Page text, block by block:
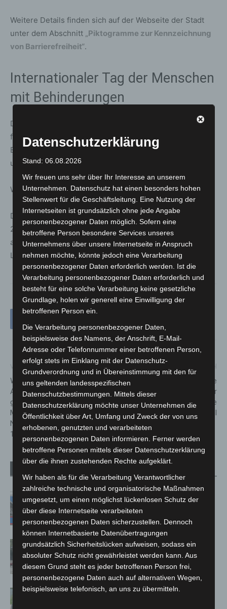
Weitere Details finden sich auf der Webseite der Stadt
unter dem Abschnitt „Piktogramme zur Kennzeichnung
von Barrierefreiheit“.
Internationaler Tag der Menschen
mit Behinderungen
Der von den Vereinten Nationen ausgerufene Aktionstag
findet
jährlich am 3. Dezemberstatt und rückt die
Bedürfnisse von Menschen mit körperlichen, geistigen
und seelischen Beeinträchtigungen in den Fokus.
Wissenswert
Der Rat der Stadt Langenhagen verabschiedete im Jahr
2021 den Aktionsplan Inklusion, der das Ziel verfolgt,
allen Menschen eine aktive Teilhabe am kulturellen
Leben zu ermöglichen.
Vorheriger Artikel
Weitere Modernisierung der
Arbeitsplatzausstattung
gestartet: Mehr als 26.000
Mitarbeitende der Polizei
Niedersachsen erhalten 2-in-
1-Notebooks
A7: Kurzzeitige
Abfahrtssperrung in der
Anschlussstelle
Großburgwedel
Mann läuft mit Hockeyschläger über
A7 – Polizei sucht Zeugen
Gasleitung bei McDonald’s-Umbau in
Langenhagen beschädigt
Langenhagen: Autofahrer mit 3,17
Datenschutzerklärung
Stand: 06.08.2026
Wir freuen uns sehr über Ihr Interesse an unserem
Unternehmen. Datenschutz hat einen besonders hohen
Stellenwert für die Geschäftsleitung. Eine Nutzung der
Internetseiten ist grundsätzlich ohne jede Angabe
personenbezogener Daten möglich. Sofern eine
betroffene Person besondere Services unseres
Unternehmens über unsere Internetseite in Anspruch
nehmen möchte, könnte jedoch eine Verarbeitung
personenbezogener Daten erforderlich werden. Ist die
Verarbeitung personenbezogener Daten erforderlich und
besteht für eine solche Verarbeitung keine gesetzliche
Grundlage, holen wir generell eine Einwilligung der
betroffenen Person ein.
Die Verarbeitung personenbezogener Daten,
beispielsweise des Namens, der Anschrift, E-Mail-
Adresse oder Telefonnummer einer betroffenen Person,
erfolgt stets im Einklang mit der Datenschutz-
Grundverordnung und in Übereinstimmung mit den für
uns geltenden landesspezifischen
Datenschutzbestimmungen. Mittels dieser
Datenschutzerklärung möchte unser Unternehmen die
Öffentlichkeit über Art, Umfang und Zweck der von uns
erhobenen, genutzten und verarbeiteten
personenbezogenen Daten informieren. Ferner werden
betroffene Personen mittels dieser Datenschutzerklärung
über die ihnen zustehenden Rechte aufgeklärt.
Wir haben als für die Verarbeitung Verantwortlicher
zahlreiche technische und organisatorische Maßnahmen
umgesetzt, um einen möglichst lückenlosen Schutz der
über diese Internetseite verarbeiteten
personenbezogenen Daten sicherzustellen. Dennoch
können Internetbasierte Datenübertragungen
grundsätzlich Sicherheitslücken aufweisen, sodass ein
absoluter Schutz nicht gewährleistet werden kann. Aus
diesem Grund steht es jeder betroffenen Person frei,
personenbezogene Daten auch auf alternativen Wegen,
beispielsweise telefonisch, an uns zu übermitteln.